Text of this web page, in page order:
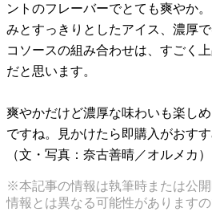
ントのフレーバーでとても爽やか
みとすっきりとしたアイス、濃厚
コソースの組み合わせは、すごく
だと思います。
爽やかだけど濃厚な味わいも楽し
ですね。見かけたら即購入がおすす
（文・写真：奈古善晴／オルメカ）
※本記事の情報は執筆時または公
情報とは異なる可能性があります